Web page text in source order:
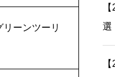
ーンツーリ
選